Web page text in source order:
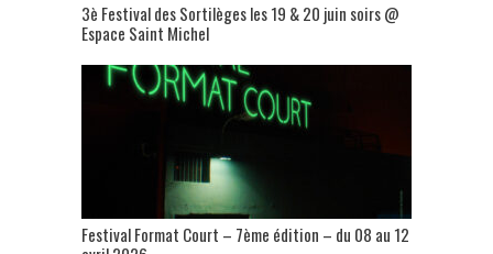
3è Festival des Sortilèges les 19 & 20 juin soirs @
Espace Saint Michel
Festival Format Court – 7ème édition – du 08 au 12